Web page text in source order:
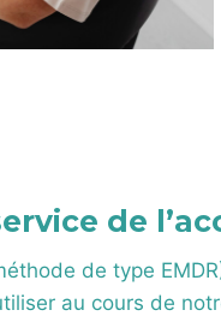
de
de type
au cours de